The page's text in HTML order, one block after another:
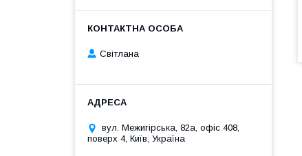
Світлана
вул. Межигірська, 82а, офіс 408,
поверх 4, Київ, Україна